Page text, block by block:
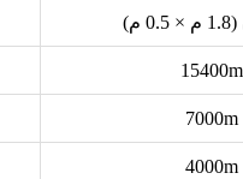
م)
15400m
7000m
4000m